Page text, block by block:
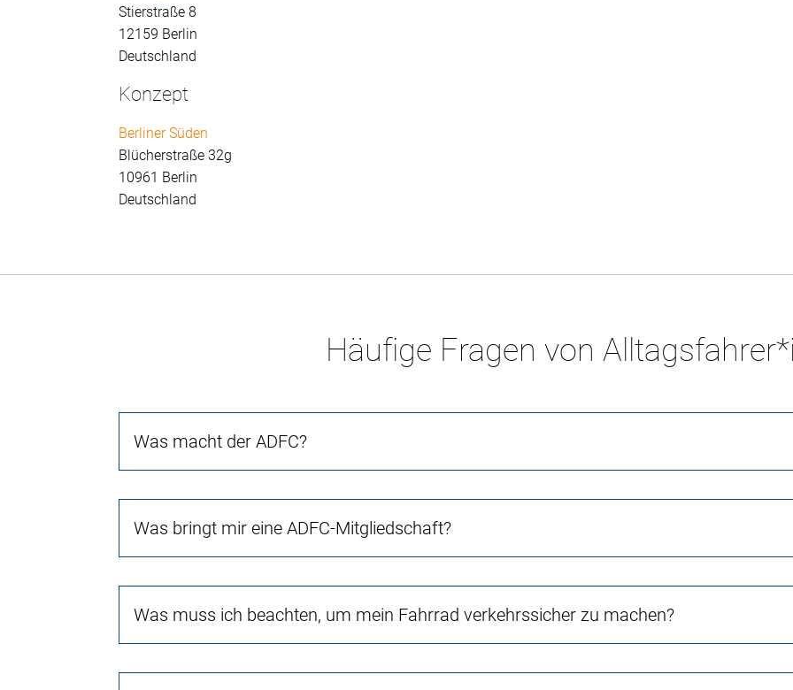
Stierstraße 8
12159 Berlin
Deutschland
Konzept
Berliner Süden
Blücherstraße 32g
10961 Berlin
Deutschland
Häufige Fragen von
Was macht der ADFC?
Was bringt mir eine ADFC-Mitgliedschaft?
Was muss ich beachten, um mein Fahrrad verkehrssicher zu machen?